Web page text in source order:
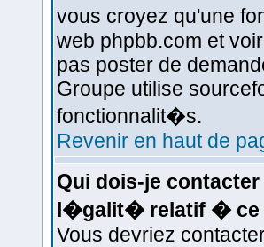
vous croyez qu'une
web phpbb.com et
pas poster de
Groupe utilise
fonctionnalit�s.
Revenir en haut de
Qui dois-je
l�galit� relatif � ce
Vous devriez